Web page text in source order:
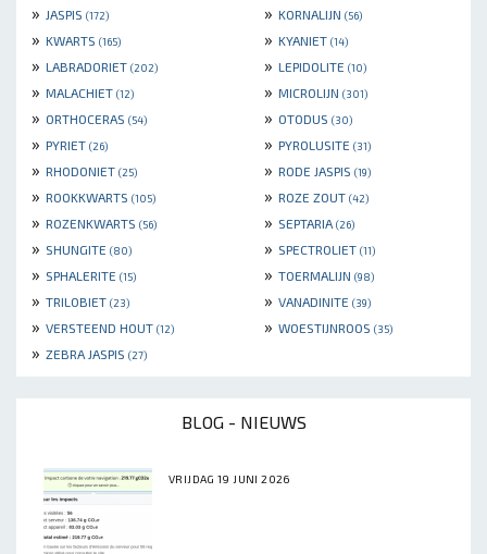
» JASPIS (172) » KORNALIJN (56)
» KWARTS (165) » KYANIET (14)
» LABRADORIET (202) » LEPIDOLITE (10)
» MALACHIET (12) » MICROLIJN (301)
» ORTHOCERAS (54) » OTODUS (30)
» PYRIET (26) » PYROLUSITE (31)
» RHODONIET (25) » RODE JASPIS (19)
» ROOKKWARTS (105) » ROZE ZOUT (42)
» ROZENKWARTS (56) » SEPTARIA (26)
» SHUNGITE (80) » SPECTROLIET (11)
» SPHALERITE (15) » TOERMALIJN (98)
» TRILOBIET (23) » VANADINITE (39)
» VERSTEEND HOUT (12) » WOESTIJNROOS (35)
» ZEBRA JASPIS (27)
BLOG - NIEUWS
VRIJDAG 19 JUNI 2026